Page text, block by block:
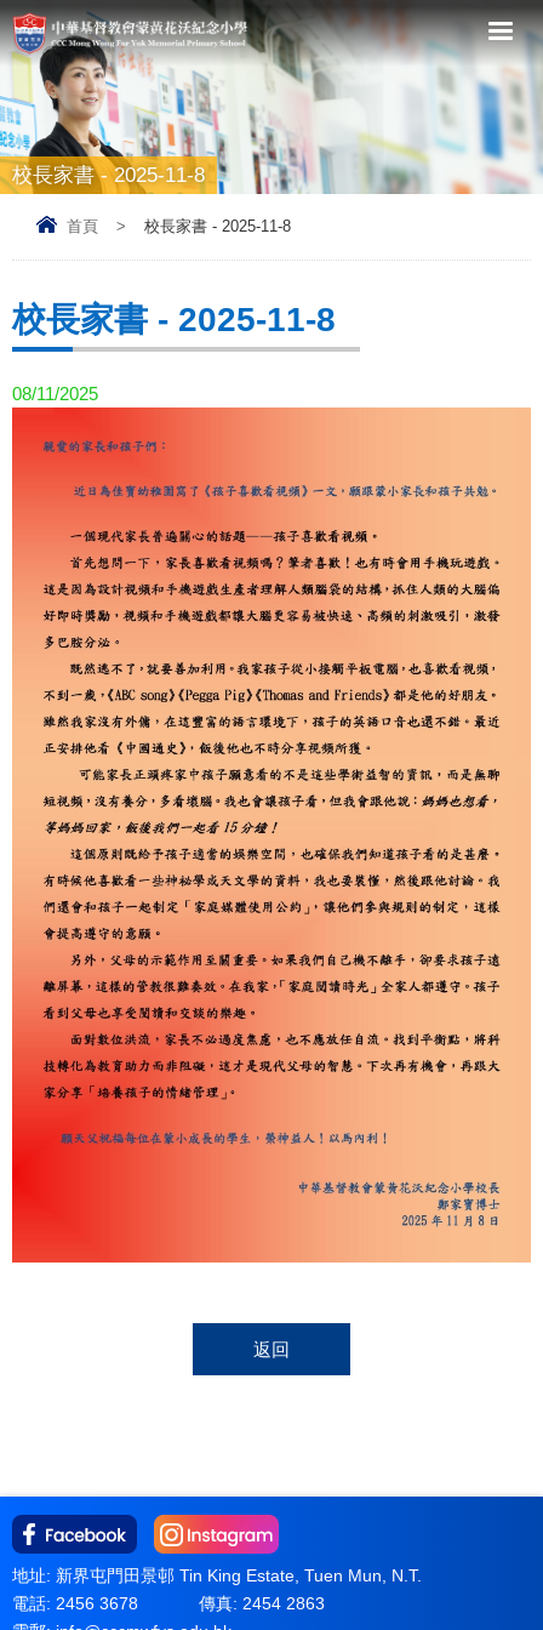
校長家書 - 2025-11-8
首頁 > 校長家書 - 2025-11-8
校長家書 - 2025-11-8
08/11/2025
返回
地址: 新界屯門田景邨 Tin King Estate, Tuen Mun, N.T.
電話: 2456 3678
傳真: 2454 2863